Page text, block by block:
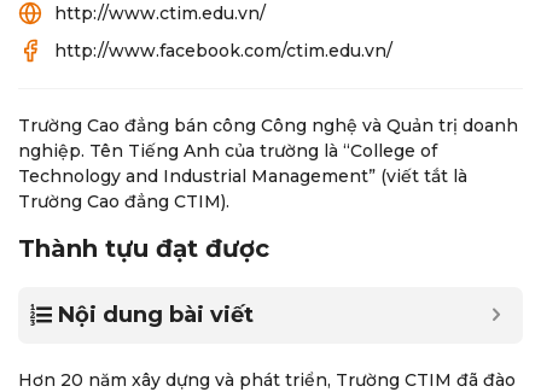
http://www.ctim.edu.vn/
http://www.facebook.com/ctim.edu.vn/
Trường Cao đẳng bán công Công nghệ và Quản trị doanh
nghiệp. Tên Tiếng Anh của trường là “College of
Technology and Industrial Management” (viết tắt là
Trường Cao đẳng CTIM).
Thành tựu đạt được
Nội dung bài viết
Hơn 20 năm xây dựng và phát triển, Trường CTIM đã đào